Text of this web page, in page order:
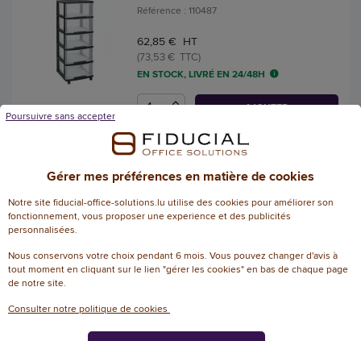
Référence : 110487
62,85 € HT
(73,53 € TTC)
EN STOCK, LIVRÉ EN 24/48H
AJOUTER
BOX A5 Deep SUNDIS
Référence : 140041
EN STOCK, LIVRÉ EN 24/48H
Gérer mes préférences en matière de cookies
Notre site fiducial-office-solutions.lu utilise des cookies pour améliorer son
fonctionnement, vous proposer une experience et des publicités
personnalisées.
Nous conservons votre choix pendant 6 mois. Vous pouvez changer d'avis à
tout moment en cliquant sur le lien "gérer les cookies" en bas de chaque page
de notre site.
Consulter notre politique de cookies
Poursuivre sans accepter